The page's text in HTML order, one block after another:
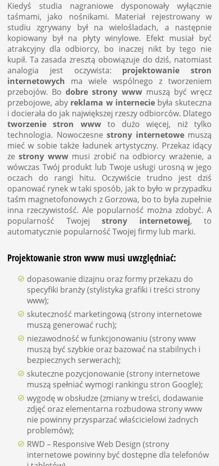
Kiedyś studia nagraniowe dysponowały wyłącznie
taśmami, jako nośnikami. Materiał rejestrowany w
studiu zgrywany był na wielośladach, a następnie
kopiowany był na płyty winylowe. Efekt musiał być
atrakcyjny dla odbiorcy, bo inaczej nikt by tego nie
kupił. Ta zasada zresztą obowiązuje do dziś, natomiast
analogia jest oczywista: projektowanie stron
internetowych ma wiele wspólnego z tworzeniem
przebojów. Bodobre strony wwwmuszą być wręcz
przebojowe, aby reklama w interneciebyła skuteczna
i docierała do jak największej rzeszy odbiorców. Dlatego
tworzenie stron wwwto dużo więcej, niż tylko
technologia. Nowoczesne strony internetowemuszą
mieć w sobie także ładunek artystyczny. Przekaz idący
zestrony wwwmusi zrobić na odbiorcy wrażenie, a
wówczas Twój produkt lub Twoje usługi urosną w jego
oczach do rangi hitu. Oczywiście trudno jest dziś
opanować rynek w taki sposób, jak to było w przypadku
taśm magnetofonowych z Gorzowa, bo to była zupełnie
inna rzeczywistość. Ale popularność można zdobyć. A
popularność Twojej strony internetowej, to
automatycznie popularność Twojej firmy lub marki.
Projektowanie stron www musi uwzględniać:
dopasowanie dizajnu oraz formy przekazu do
specyfiki branży (stylistyka grafiki i treści strony
www);
skuteczność marketingową (strony internetowe
muszą generować ruch);
niezawodność w funkcjonowaniu (strony www
muszą być szybkie oraz bazować na stabilnych i
bezpiecznych serwerach);
skuteczne pozycjonowanie (strony internetowe
muszą spełniać wymogi rankingu stron Google);
wygodę w obsłudze (zmiany w treści, dodawanie
zdjęć oraz elementarna rozbudowa strony www
nie powinny przysparzać właścicielowi żadnych
problemów);
RWD – Responsive Web Design (strony
internetowe powinny być dostępne dla telefonów